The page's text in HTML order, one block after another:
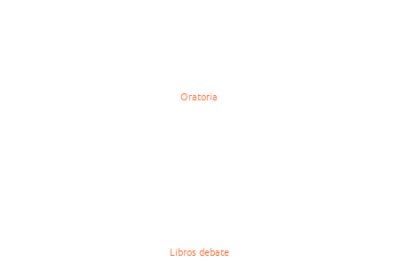
Oratoria
Libros debate